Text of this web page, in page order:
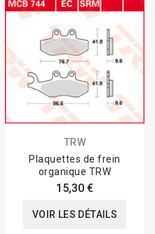
TRW
Plaquettes de frein
organique TRW
15,30 €
VOIR LES DÉTAILS